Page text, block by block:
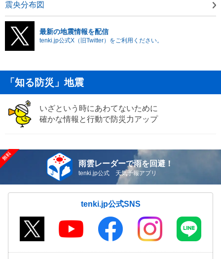
震央分布図
最新の地震情報を配信
tenki.jp公式X（旧Twitter）をご利用ください。
「知る防災」地震
いざという時にあわてないために
確かな情報と行動で防災力アップ
雨雲レーダーで雨を回避！
tenki.jp公式 天気予報アプリ
tenki.jp公式SNS